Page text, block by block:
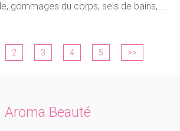
gommages du corps, sels de bains,....
2 3 4 5 >>
Aroma Beauté